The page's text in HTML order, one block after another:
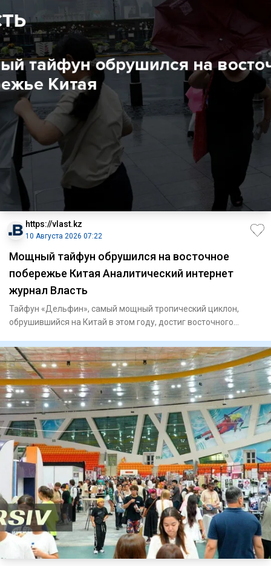
https://vlast.kz
10 Августа 2026 07:22
Мощный тайфун обрушился на восточное
побережье Китая Аналитический интернет
журнал Власть
Тайфун «Дельфин», самый мощный тропический циклон,
обрушившийся на Китай в этом году, достиг восточного